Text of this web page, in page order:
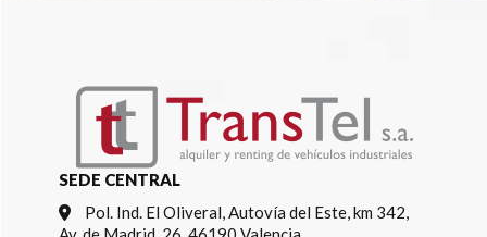
SEDE CENTRAL
Pol. Ind. El Oliveral, Autovía del Este, km 342,